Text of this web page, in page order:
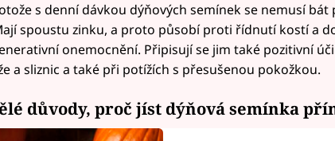
s denní dávkou dýňových semínek se nemusí bát
spoustu zinku, a proto působí proti řídnutí kostí a
onemocnění. Připisují se jim také pozitivní
a sliznic a také při potížích s přesušenou pokožkou.
důvody, proč jíst dýňová semínka